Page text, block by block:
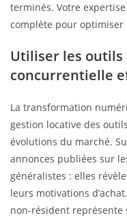
terminés. Votre
complète pour
Utiliser les
concurrentielle
La transformation
gestion locative des
évolutions du marché.
annonces publiées sur
généralistes : elles
leurs motivations
non-résident